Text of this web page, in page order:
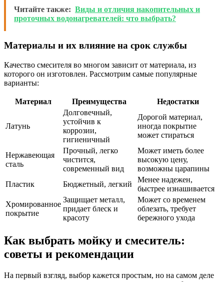
Читайте также: Виды и отличия накопительных и
проточных водонагревателей: что выбрать?
Материалы и их влияние на срок службы
Качество смесителя во многом зависит от материала, из
которого он изготовлен. Рассмотрим самые популярные
варианты:
Материал Преимущества Недостатки
Латунь
Долговечный,
устойчив к
коррозии,
гигиеничный
Дорогой материал,
иногда покрытие
может стираться
Нержавеющая
сталь
Прочный, легко
чистится,
современный вид
Может иметь более
высокую цену,
возможны царапины
Пластик
Бюджетный, легкий
Менее надежен,
быстрее изнашивается
Хромированное
покрытие
Защищает металл,
придает блеск и
красоту
Может со временем
облезать, требует
бережного ухода
Как выбрать мойку и смеситель:
советы и рекомендации
На первый взгляд, выбор кажется простым, но на самом деле